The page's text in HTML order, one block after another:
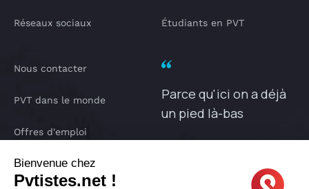
Réseaux sociaux Étudiants en PVT
Nous contacter
PVT dans le monde
Offres d'emploi
Notre Podcast
Parce qu'ici on a déjà
un pied là-bas
PVTISTES.NET
Bienvenue chez
Pvtistes.net !